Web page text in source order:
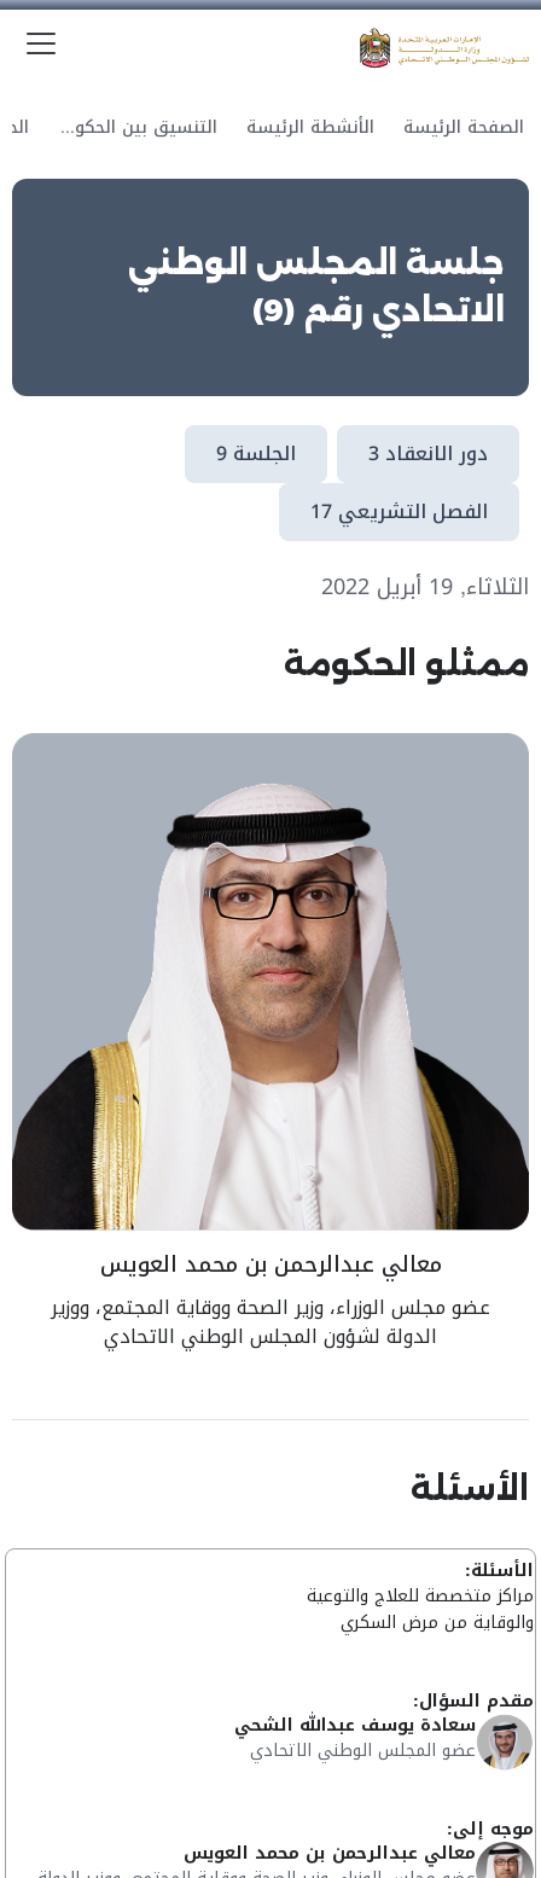
الصفحة الرئيسة الأنشطة الرئيسة التنسيق بين الحكومة والمجلس
جلسة المجلس الوطني
الاتحادي رقم (9)
دور الانعقاد 3
الجلسة 9
الفصل التشريعي 17
الثلاثاء, 19 أبريل 2022
ممثلو الحكومة
معالي عبدالرحمن بن محمد العويس
عضو مجلس الوزراء، وزير الصحة ووقاية المجتمع، ووزير
الدولة لشؤون المجلس الوطني الاتحادي
الأسئلة
الأسئلة:
مراكز متخصصة للعلاج والتوعية
والوقاية من مرض السكري
مقدم السؤال:
سعادة يوسف عبدالله الشحي
عضو المجلس الوطني الاتحادي
موجه إلى:
معالي عبدالرحمن بن محمد العويس